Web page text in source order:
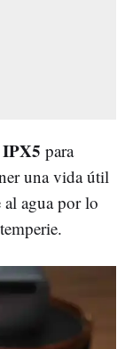
para
una vida útil
al agua por lo